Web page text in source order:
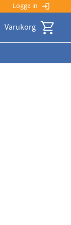
Logga in login
Kundvagn